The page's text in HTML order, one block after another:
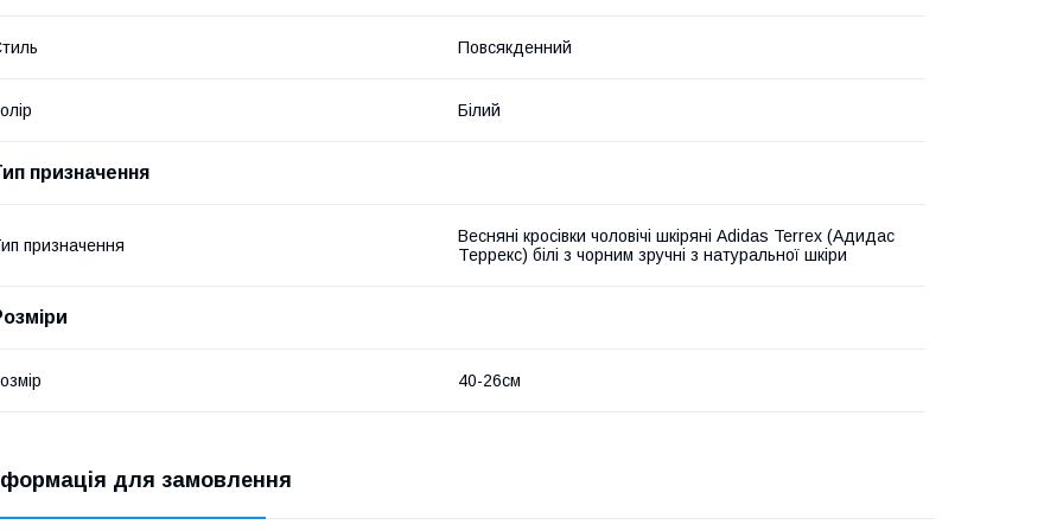
Повсякденний
Білий
призначення
призначення
Весняні кросівки чоловічі шкіряні Adidas Terrex (Адидас
Террекс) білі з чорним зручні з натуральної шкіри
40-26см
для замовлення